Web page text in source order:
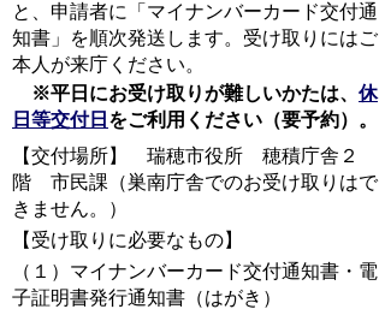
と、申請者に「マイナンバーカード交付通
知書」を順次発送します。受け取りにはご
本人が来庁ください。
※平日にお受け取りが難しいかたは、 休
日等交付日 をご利用ください（要予約）。
【交付場所】 瑞穂市役所 穂積庁舎２
階 市民課（巣南庁舎でのお受け取りはで
きません。）
【受け取りに必要なもの】
（１）マイナンバーカード交付通知書・電
子証明書発行通知書（はがき）